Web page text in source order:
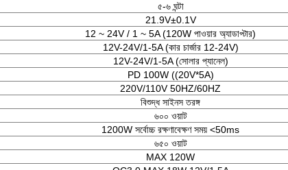
৫-৬ ঘন্টা
21.9V±0.1V
12 ~ 24V / 1 ~ 5A (120W পাওয়ার অ্যাডাপ্টার)
12V-24V/1-5A (কার চার্জার 12-24V)
12V-24V/1-5A (সোলার প্যানেল)
PD 100W ((20V*5A)
220V/110V 50HZ/60HZ
বিশুদ্ধ সাইনস তরঙ্গ
৬০০ ওয়াট
1200W সর্বোচ্চ রক্ষণাবেক্ষণ সময় <50ms
৬৫০ ওয়াট
MAX 120W